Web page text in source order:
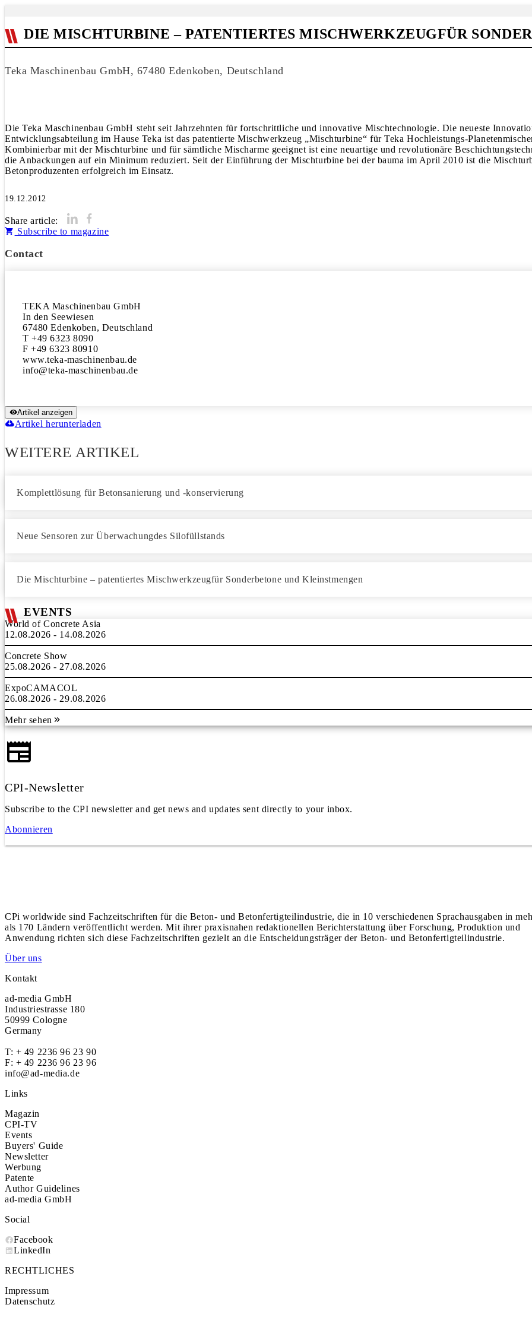
DIE MISCHTURBINE – PATENTIERTES MISCHWERKZEUGFÜR
Teka Maschinenbau GmbH, 67480 Edenkoben, Deutschland
Die Teka Maschinenbau GmbH steht seit Jahrzehnten für fortschrittliche und innovative Mischtechnologie. Die neueste
Entwicklungsabteilung im Hause Teka ist das patentierte Mischwerkzeug „Mischturbine“ für Teka Hochleistungs-
Kombinierbar mit der Mischturbine und für sämtliche Mischarme geeignet ist eine neuartige und revolutionäre
die Anbackungen auf ein Minimum reduziert. Seit der Einführung der Mischturbine bei der bauma im April 2010 ist die
Betonproduzenten erfolgreich im Einsatz.
19.12.2012
Share article:
Subscribe to magazine
Contact
TEKA Maschinenbau GmbH
In den Seewiesen
67480 Edenkoben, Deutschland
T +49 6323 8090
F +49 6323 80910
www.teka-maschinenbau.de
Artikel anzeigen
Artikel herunterladen
WEITERE ARTIKEL
Komplettlösung für Betonsanierung und -konservierung
Neue Sensoren zur Überwachungdes Silofüllstands
Die Mischturbine – patentiertes Mischwerkzeugfür Sonderbetone und Kleinstmengen
EVENTS
World of Concrete Asia
12.08.2026 - 14.08.2026
Concrete Show
25.08.2026 - 27.08.2026
ExpoCAMACOL
26.08.2026 - 29.08.2026
Mehr sehen
CPI-Newsletter
Subscribe to the CPI newsletter and get news and updates sent directly to your inbox.
Abonnieren
CPi worldwide sind Fachzeitschriften für die Beton- und Betonfertigteilindustrie, die in 10 verschiedenen Sprachausgaben in
als 170 Ländern veröffentlicht werden. Mit ihrer praxisnahen redaktionellen Berichterstattung über Forschung, Produktion und
Anwendung richten sich diese Fachzeitschriften gezielt an die Entscheidungsträger der Beton- und Betonfertigteilindustrie.
Über uns
Kontakt
ad-media GmbH
Industriestrasse 180
50999 Cologne
Germany
T: + 49 2236 96 23 90
F: + 49 2236 96 23 96
info@ad-media.de
Links
Magazin
CPI-TV
Events
Buyers' Guide
Newsletter
Werbung
Patente
Author Guidelines
ad-media GmbH
Social
Facebook
LinkedIn
RECHTLICHES
Impressum
Datenschutz